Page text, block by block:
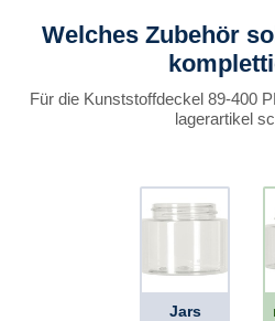
Welches Zubehör
Für die Kunststoffdeckel 89-400
lagerartikel
Jars